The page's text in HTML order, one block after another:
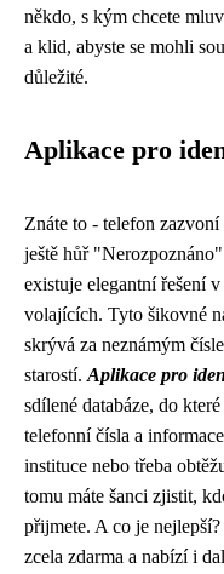
někdo, s kým chcete
a klid, abyste se mohli
důležité.
Aplikace pro
Znáte to - telefon
ještě hůř
existuje elegantní řešení
volajících. Tyto šikovné
skrývá za neznámým
starostí. Aplikace pro
sdílené databáze, do
telefonní čísla a
instituce nebo třeba
tomu máte šanci zjistit,
přijmete. A co je
zcela zdarma a nabízí i